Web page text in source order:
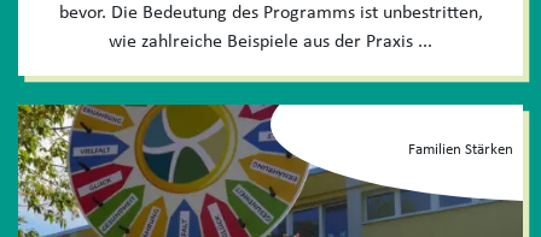
bevor. Die Bedeutung des Programms ist unbestritten,
wie zahlreiche Beispiele aus der Praxis ...
Familien Stärken